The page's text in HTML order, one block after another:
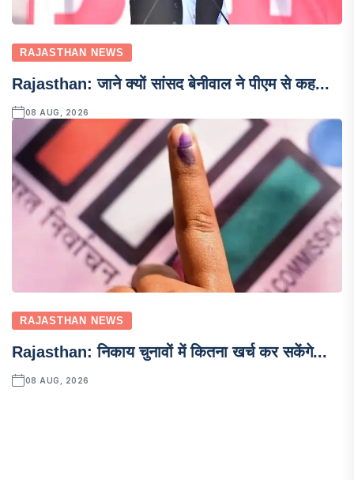
RAJASTHAN NEWS
Rajasthan: जाने क्यों सांसद बेनीवाल ने पीएम से कह...
08 AUG, 2026
RAJASTHAN NEWS
Rajasthan: निकाय चुनावों में कितना खर्च कर सकेंगे...
08 AUG, 2026